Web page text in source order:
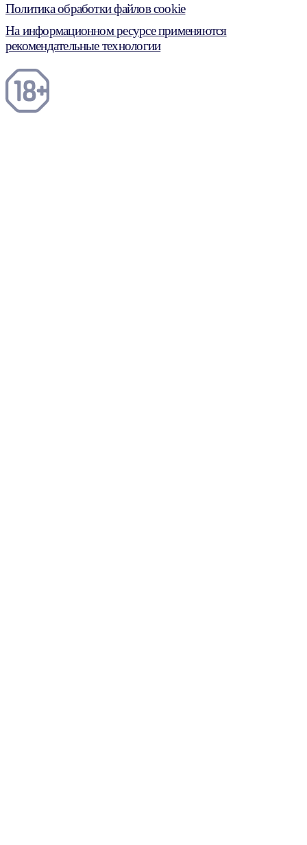
Политика обработки файлов cookie
На информационном ресурсе применяются
рекомендательные технологии